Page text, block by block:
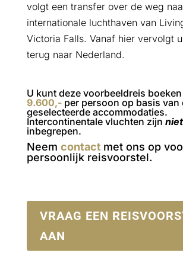
volgt een transfer over de weg
internationale luchthaven van
Victoria Falls. Vanaf hier vervolgt
terug naar Nederland.
U kunt deze voorbeeldreis
9.600,-per persoon op basis van
geselecteerde accommodaties.
Intercontinentale vluchten zijn niet
inbegrepen.
Neem contact met ons op
persoonlijk reisvoorstel.
VRAAG EEN
AAN